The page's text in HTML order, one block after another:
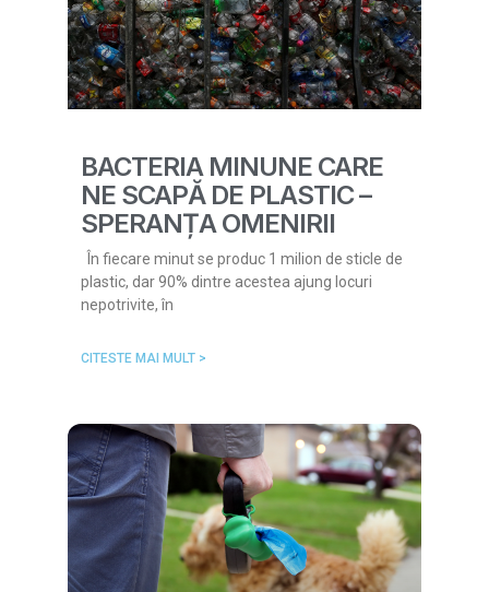
BACTERIA MINUNE CARE
NE SCAPĂ DE PLASTIC –
SPERANȚA OMENIRII
În fiecare minut se produc 1 milion de sticle de
plastic, dar 90% dintre acestea ajung locuri
nepotrivite, în
CITESTE MAI MULT >